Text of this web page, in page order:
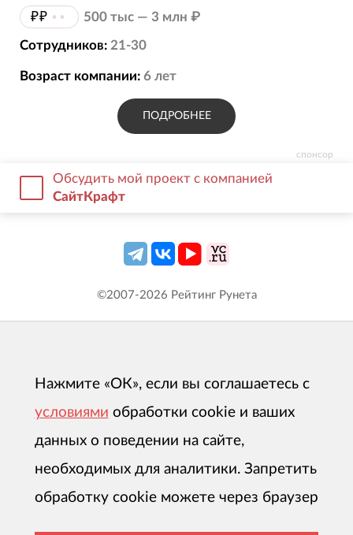
спонсор
₽₽ •• 500 тыс — 3 млн ₽
Сотрудников: 21-30
Возраст компании: 6 лет
ПОДРОБНЕЕ
Обсудить мой проект с компанией
СайтКрафт
©2007-2026 Рейтинг Рунета
Нажмите «ОК», если вы соглашаетесь с
условиями обработки cookie и ваших
данных о поведении на сайте,
необходимых для аналитики. Запретить
обработку cookie можете через браузер